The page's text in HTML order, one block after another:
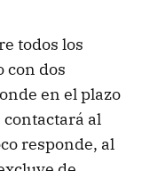
todos los
con dos
en el plazo
contactará al
responde, al